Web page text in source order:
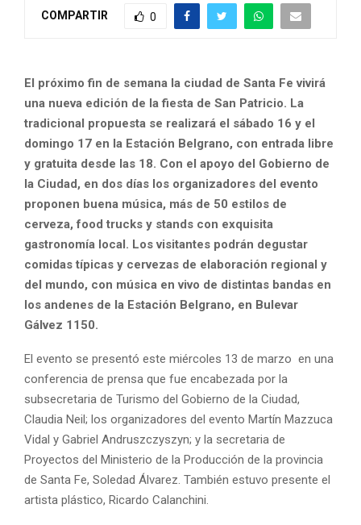
COMPARTIR 0
El próximo fin de semana la ciudad de Santa Fe vivirá
una nueva edición de la fiesta de San Patricio. La
tradicional propuesta se realizará el sábado 16 y el
domingo 17 en la Estación Belgrano, con entrada libre
y gratuita desde las 18. Con el apoyo del Gobierno de
la Ciudad, en dos días los organizadores del evento
proponen buena música, más de 50 estilos de
cerveza, food trucks y stands con exquisita
gastronomía local. Los visitantes podrán degustar
comidas típicas y cervezas de elaboración regional y
del mundo, con música en vivo de distintas bandas en
los andenes de la Estación Belgrano, en Bulevar
Gálvez 1150.
El evento se presentó este miércoles 13 de marzo en una
conferencia de prensa que fue encabezada por la
subsecretaria de Turismo del Gobierno de la Ciudad,
Claudia Neil; los organizadores del evento Martín Mazzuca
Vidal y Gabriel Andruszczyszyn; y la secretaria de
Proyectos del Ministerio de la Producción de la provincia
de Santa Fe, Soledad Álvarez. También estuvo presente el
artista plástico, Ricardo Calanchini.